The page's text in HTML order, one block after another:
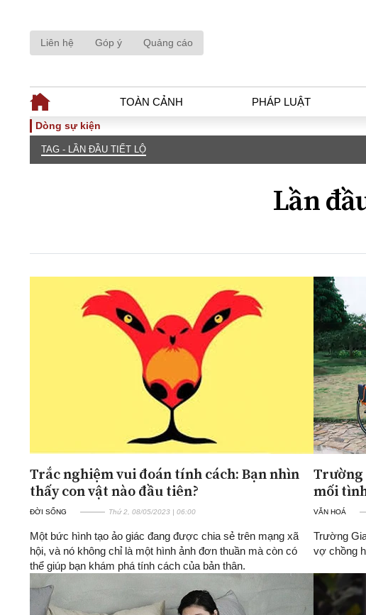
Liên hệ Góp ý Quảng cáo
TOÀN CẢNH PHÁP LUẬT
TOÀN CẢNH
Thế giới
Góc nhìn luật gia
An ninh - Hình sự
ĐA CHIỀU
Xi nhan Trái Phải
Dòng sự kiện
TAG - LẦN ĐẦU TIẾT LỘ
Lần
Trắc nghiệm vui đoán tính cách: Bạn nhìn
thấy con vật nào đầu tiên?
ĐỜI SỐNG Thứ 2, 08/05/2023 | 06:00
Một bức hình tạo ảo giác đang được chia sẻ trên mạng xã
hội, và nó không chỉ là một hình ảnh đơn thuần mà còn có
thể giúp bạn khám phá tính cách của bản thân.
Trường
mối
VĂN HOÁ
Trường
vợ chồng